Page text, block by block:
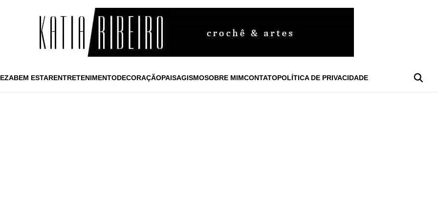
BEM ESTARENTRETENIMENTODECORAÇÃOPAISAGISMOSOBRE MIMCONTATOPOLÍTICA DE PRIVACIDADE